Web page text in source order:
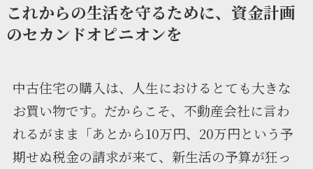
これからの生活を守るために、資金計画
のセカンドオピニオンを
中古住宅の購入は、人生におけるとても大きな
お買い物です。だからこそ、不動産会社に言わ
れるがまま「あとから10万円、20万円という予
期せぬ税金の請求が来て、新生活の予算が狂っ